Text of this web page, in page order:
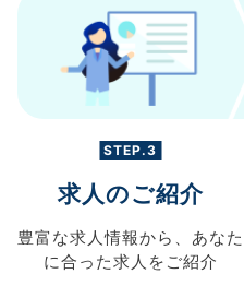
STEP.3
求人のご紹介
豊富な求人情報から、 あなた
に合った求人を ご紹介